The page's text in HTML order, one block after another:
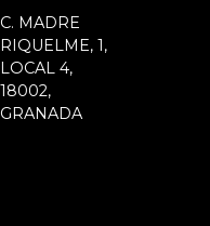
C. MADRE
RIQUELME, 1,
LOCAL 4,
18002,
GRANADA